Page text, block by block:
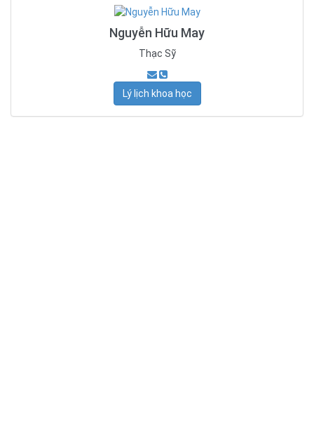
Nguyễn Hữu May
Thạc Sỹ
Lý lịch khoa học